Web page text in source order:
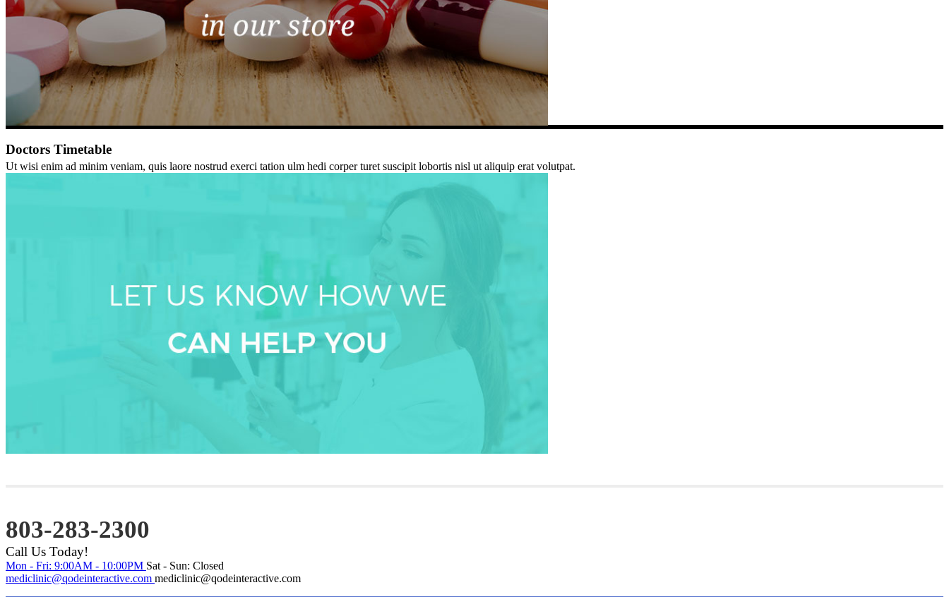
Doctors Timetable
Ut wisi enim ad minim veniam, quis laore nostrud exerci tation ulm hedi corper turet suscipit lobortis nisl ut aliquip erat volutpat.
803-283-2300
Call Us Today!
Mon - Fri: 9:00AM - 10:00PM Sat - Sun: Closed
mediclinic@qodeinteractive.com mediclinic@qodeinteractive.com